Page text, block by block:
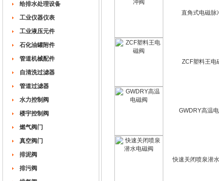
给排水处理设备
工业仪器仪表
工业液压元件
石化油罐附件
管道机械配件
自清洗过滤器
管道过滤器
水力控制阀
楼宇控制阀
燃气阀门
真空阀门
排泥阀
排污阀
直角式电磁脉
ZCF塑料王电
GWDRY高温
快速关闭喷泉潜